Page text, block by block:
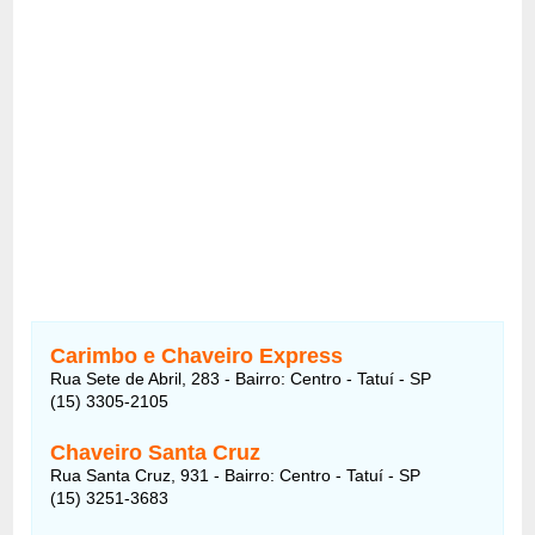
Carimbo e Chaveiro Express
Rua Sete de Abril, 283 - Bairro: Centro - Tatuí - SP
(15) 3305-2105
Chaveiro Santa Cruz
Rua Santa Cruz, 931 - Bairro: Centro - Tatuí - SP
(15) 3251-3683